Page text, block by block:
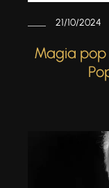
21/10/2024
Magia pop